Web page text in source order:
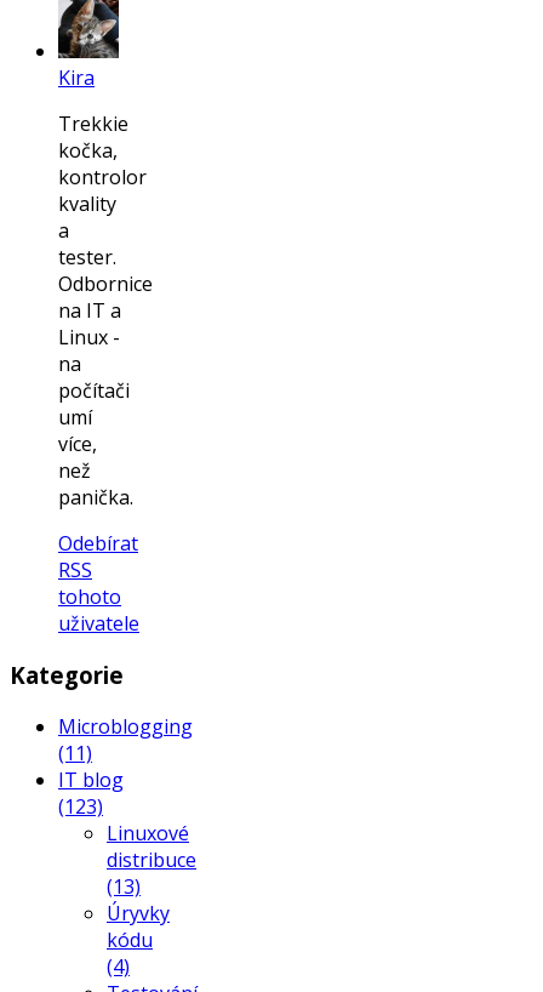
Kira
Trekkie
kočka,
kontrolor
kvality
a
tester.
Odbornice
na IT a
Linux -
na
počítači
umí
více,
než
panička.
Odebírat
RSS
tohoto
uživatele
Kategorie
Microblogging
(11)
IT blog
(123)
Linuxové
distribuce
(13)
Úryvky
kódu
(4)